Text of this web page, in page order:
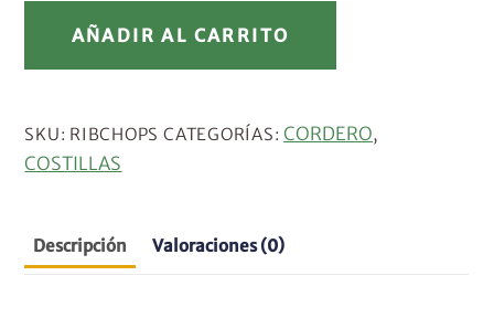
costilla
cantidad
AÑADIR AL CARRITO
r
SKU: RIBCHOPS CATEGORÍAS: CORDERO,
COSTILLAS
Descripción Valoraciones (0)